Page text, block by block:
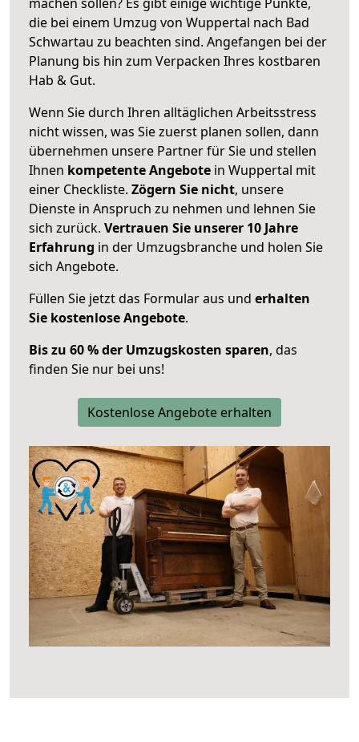
die bei einem Umzug von Wuppertal nach Bad
Schwartau zu beachten sind. Angefangen bei der
Planung bis hin zum Verpacken Ihres kostbaren
Hab & Gut.
Wenn Sie durch Ihren alltäglichen Arbeitsstress
nicht wissen, was Sie zuerst planen sollen, dann
übernehmen unsere Partner für Sie und stellen
Ihnen kompetente Angebote in Wuppertal mit
einer Checkliste. Zögern Sie nicht, unsere
Dienste in Anspruch zu nehmen und lehnen Sie
sich zurück. Vertrauen Sie unserer 10 Jahre
Erfahrung in der Umzugsbranche und holen Sie
sich Angebote.
Füllen Sie jetzt das Formular aus und erhalten
Sie kostenlose Angebote.
Bis zu 60 % der Umzugskosten sparen, das
finden Sie nur bei uns!
Kostenlose Angebote erhalten